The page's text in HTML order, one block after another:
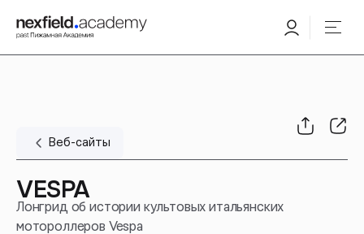
Веб-сайты
VESPA
Лонгрид об истории культовых итальянских
мотороллеров Vespa